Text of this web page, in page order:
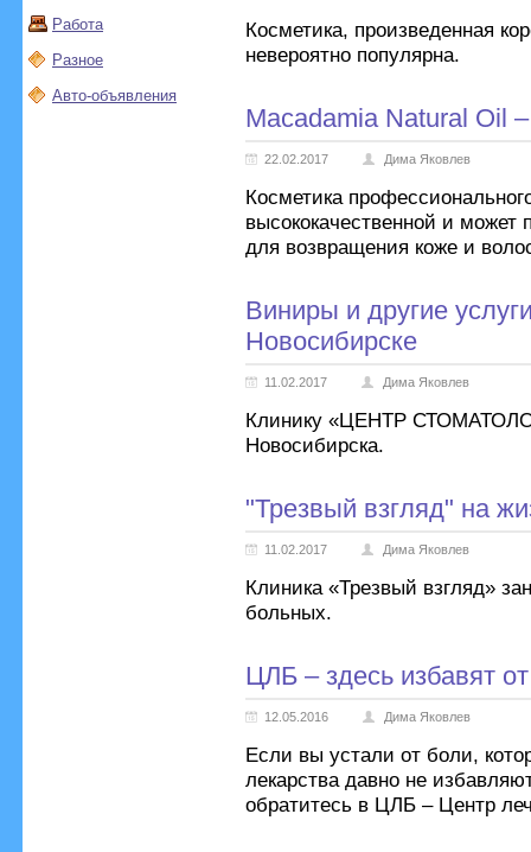
Работа
Разное
Авто-объявления
Косметика, произведенная
невероятно популярна.
Macadamia Natural Oil
22.02.2017 Дима Яковлев
Косметика
высококачественной и
для возвращения коже и
Виниры и другие
Новосибирске
11.02.2017 Дима Яковлев
Клинику «ЦЕНТР
Новосибирска.
"Трезвый взгляд" на
11.02.2017 Дима Яковлев
Клиника «Трезвый взгляд»
больных.
ЦЛБ – здесь избавят
12.05.2016 Дима Яковлев
Если вы устали от боли,
лекарства давно не
обратитесь в ЦЛБ – Центр